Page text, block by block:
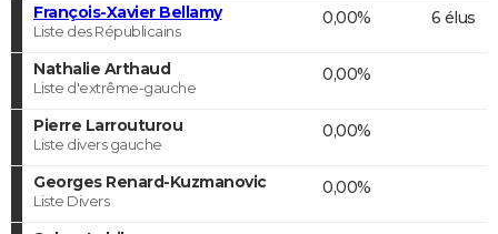
François-Xavier Bellamy
Liste des Républicains
0,00% 6 élus
Nathalie Arthaud
Liste d'extrême-gauche
0,00%
Pierre Larrouturou
Liste divers gauche
0,00%
Georges Renard-Kuzmanovic
Liste Divers
0,00%